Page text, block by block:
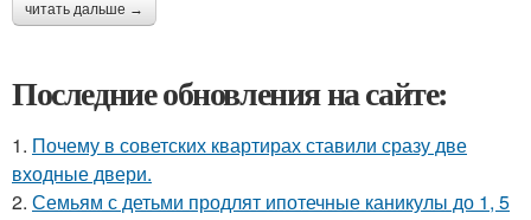
читать дальше →
Последние обновления на сайте:
1. Почему в советских квартирах ставили сразу две
входные двери.
2. Семьям с детьми продлят ипотечные каникулы до 1, 5